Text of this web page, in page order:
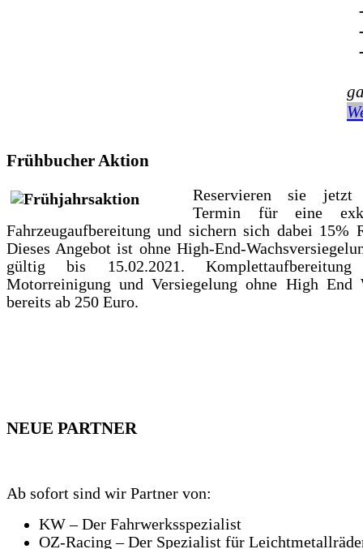
Frühbucher Aktion
Reservieren sie jetzt
Termin für eine
Fahrzeugaufbereitung und sichern sich dabei 15%
Dieses Angebot ist ohne High-End-
gültig bis 15.02.2021.
Motorreinigung und Versiegelung ohne High End
bereits ab 250 Euro.
NEUE PARTNER
Ab sofort sind wir Partner von:
KW – Der Fahrwerksspezialist
OZ-Racing – Der Spezialist für